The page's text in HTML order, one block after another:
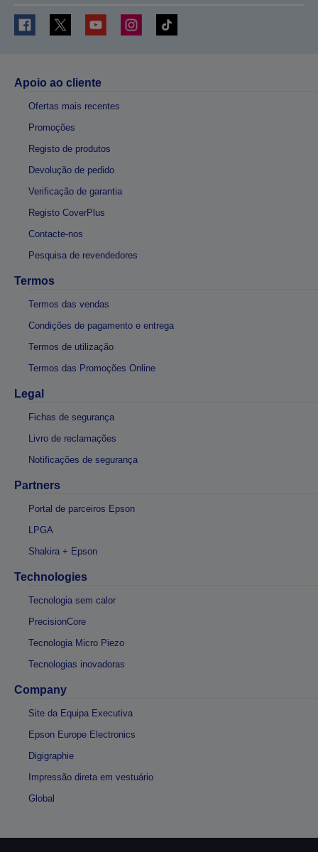
Apoio ao cliente
Ofertas mais recentes
Promoções
Registo de produtos
Devolução de pedido
Verificação de garantia
Registo CoverPlus
Contacte-nos
Pesquisa de revendedores
Termos
Termos das vendas
Condições de pagamento e entrega
Termos de utilização
Termos das Promoções Online
Legal
Fichas de segurança
Livro de reclamações
Notificações de segurança
Partners
Portal de parceiros Epson
LPGA
Shakira + Epson
Technologies
Tecnologia sem calor
PrecisionCore
Tecnologia Micro Piezo
Tecnologias inovadoras
Company
Site da Equipa Executiva
Epson Europe Electronics
Digigraphie
Impressão direta em vestuário
Global